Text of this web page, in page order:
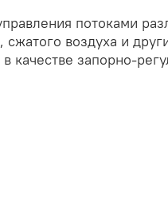
потоками
воздуха и
качестве запорно-